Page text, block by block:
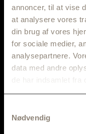
annoncer, til at vise
at analysere vores
din brug af vores
for sociale medier,
analysepartnere.
data med andre
de har indsamlet fra
Nødvendig